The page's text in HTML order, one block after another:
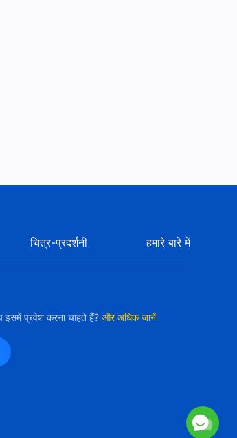
चित्र-प्रदर्शनी हमारे बारे में
इसमें प्रवेश करना चाहते हैं? और अधिक जानें